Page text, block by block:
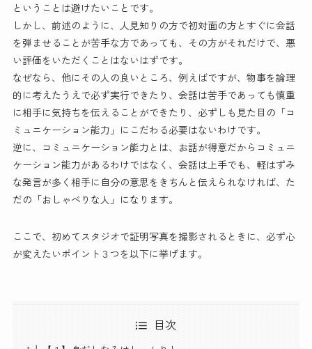
ということは避けたいことです。
しかし、前述のように、人見知りの方で初対面の方とすぐに会話
を弾ませることが苦手な方であっても、その方がそれだけで、悪
い評価をいただくことはないはずです。
なぜなら、他にその人の良いところ、例えばですが、物事を論理
的に考えたうえで必ず実行できたり、会話は苦手であっても慎重
に相手に気持ちを伝えることができたり、必ずしも見た目の「コ
ミュニケーション能力」にこだわる必要はないわけです。
逆に、コミュニケーション能力とは、お話が得意だからコミュニ
ケーション能力があるわけではなく、会話は上手でも、軽はずみ
な発言が多く相手に自分の意思をきちんと伝えられなければ、た
だの「おしゃべりな人」になります。
ここで、初めてスタジオで証明写真を撮影されるときに、必ず心
が変えたいポイント３つを以下に挙げます。
目次